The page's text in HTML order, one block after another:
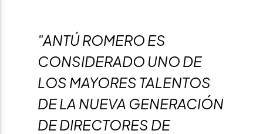
"ANTÚ ROMERO ES
CONSIDERADO UNO DE
LOS MAYORES TALENTOS
DE LA NUEVA GENERACIÓN
DE DIRECTORES DE